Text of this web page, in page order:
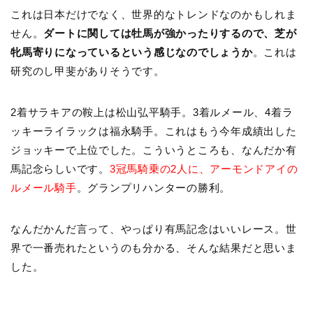
これは日本だけでなく、世界的なトレンドなのかもしれま
せん。 ダートに関しては牡馬が強かったりするので、芝が
牝馬寄りになっているという感じなのでしょうか。これは
研究のし甲斐がありそうです。
2着サラキアの鞍上は松山弘平騎手。3着ルメール、4着ラ
ッキーライラックは福永騎手。これはもう今年成績出した
ジョッキーで上位でした。こういうところも、なんだか有
馬記念らしいです。 3冠馬騎乗の2人に、アーモンドアイの
ルメール騎手。グランプリハンターの勝利。
なんだかんだ言って、やっぱり有馬記念はいいレース。世
界で一番売れたというのも分かる、そんな結果だと思いま
した。